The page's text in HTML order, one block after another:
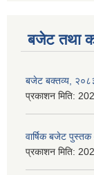
बजेट तथा
बजेट बक्तव्य,
प्रकाशन मिति:
वार्षिक बजेट
प्रकाशन मिति: